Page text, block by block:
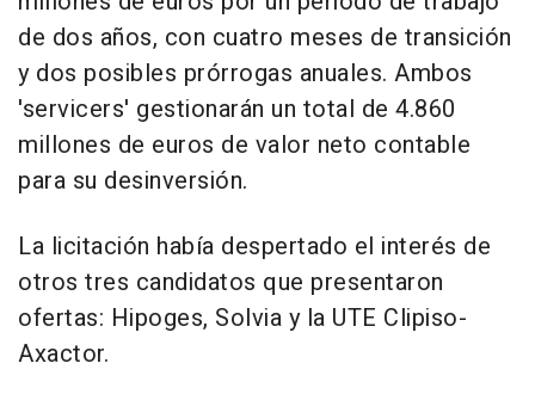
de dos años, con cuatro meses de transición
y dos posibles prórrogas anuales. Ambos
'servicers' gestionarán un total de 4.860
millones de euros de valor neto contable
para su desinversión.
La licitación había despertado el interés de
otros tres candidatos que presentaron
ofertas: Hipoges, Solvia y la UTE Clipiso-
Axactor.